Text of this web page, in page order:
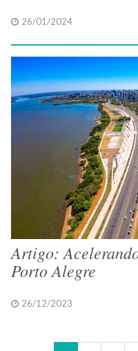
26/01/2024
Artigo:
Porto Alegre
26/12/2023